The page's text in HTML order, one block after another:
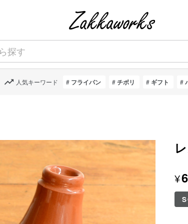
人気キーワード フライパン チボリ ギフト
¥